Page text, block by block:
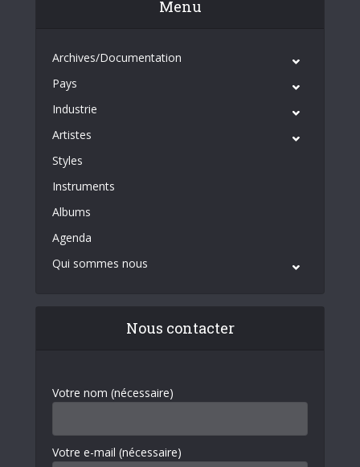
Menu
Archives/Documentation
Pays
Industrie
Artistes
Styles
Instruments
Albums
Agenda
Qui sommes nous
Nous contacter
Votre nom (nécessaire)
Votre e-mail (nécessaire)